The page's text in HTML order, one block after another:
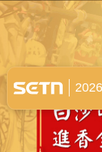
白沙屯媽